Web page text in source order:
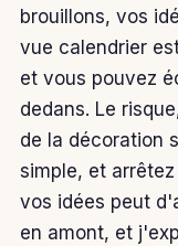
brouillons, vos
vue calendrier
et vous pouvez
dedans. Le
de la décoration
simple, et
vos idées peut
en amont, et